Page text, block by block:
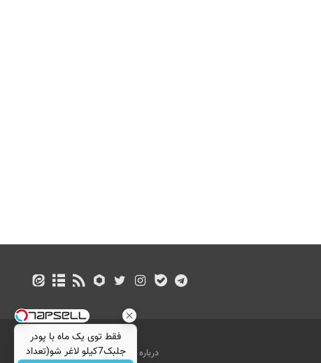
درباره ما تماس با ما بازرگانی
فقط توی یک ماه با پودر
جلبک7کیلو لاغر شو(تعداد